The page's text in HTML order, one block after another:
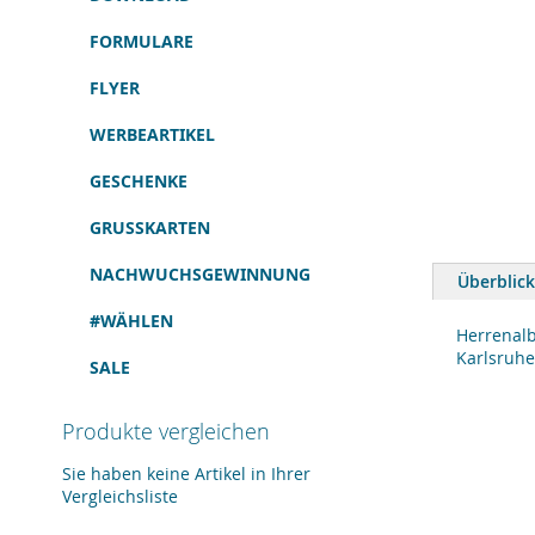
Anfang
springen
Überblick
FORMULARE
FLYER
WERBEARTIKEL
GESCHENKE
GRUSSKARTEN
NACHWUCHSGEWINNUNG
#WÄHLEN
SALE
Produkte vergleichen
Sie haben keine Artikel in Ihrer
Vergleichsliste